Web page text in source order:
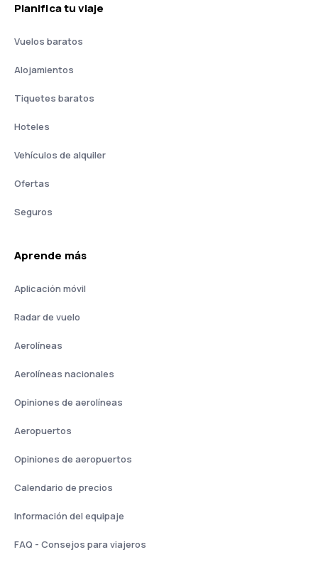
Planifica tu viaje
Vuelos baratos
Alojamientos
Tiquetes baratos
Hoteles
Vehículos de alquiler
Ofertas
Seguros
Aprende más
Aplicación móvil
Radar de vuelo
Aerolíneas
Aerolíneas nacionales
Opiniones de aerolíneas
Aeropuertos
Opiniones de aeropuertos
Calendario de precios
Información del equipaje
FAQ - Consejos para viajeros